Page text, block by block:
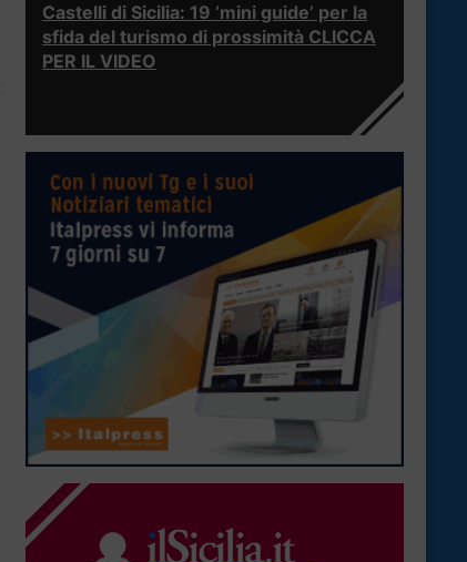
Castelli di Sicilia: 19 ‘mini guide’ per la
sfida del turismo di prossimità CLICCA
PER IL VIDEO